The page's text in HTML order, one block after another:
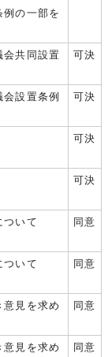
の一部を
会共同設置
可決
設置条例
可決
可決
可決
ついて 同意
ついて 同意
意見を求め
同意
意見を求め
同意